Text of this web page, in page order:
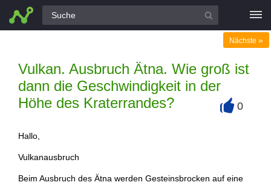
Alle Fragen
Vulkan. Ausbruch Ätna. Wie groß ist
dann die Geschwindigkeit in der
Höhe des Kraterrandes?
Nächste »
0
Hallo,
Vulkanausbruch
Beim Ausbruch des Ätna werden Gesteinsbrocken auf eine